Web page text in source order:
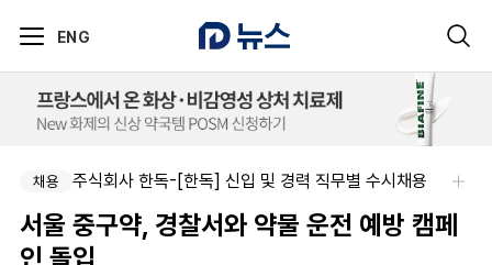
ENG
채용 주식회사 한독-[한독] 신입 및 경력 직무별 수시채용
서울 중구약, 경찰서와 약물 운전 예방 캠페
인 돌입